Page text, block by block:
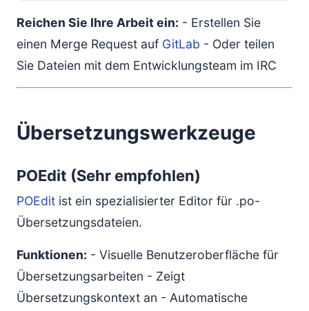
Reichen Sie Ihre Arbeit ein: - Erstellen Sie
einen Merge Request auf GitLab - Oder teilen
Sie Dateien mit dem Entwicklungsteam im IRC
Übersetzungswerkzeuge
POEdit (Sehr empfohlen)
POEdit ist ein spezialisierter Editor für .po-
Übersetzungsdateien.
Funktionen: - Visuelle Benutzeroberfläche für
Übersetzungsarbeiten - Zeigt
Übersetzungskontext an - Automatische